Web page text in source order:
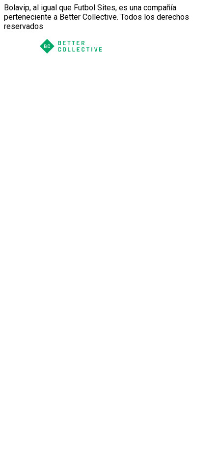
Bolavip, al igual que Futbol Sites, es una compañía
perteneciente a Better Collective. Todos los derechos
reservados